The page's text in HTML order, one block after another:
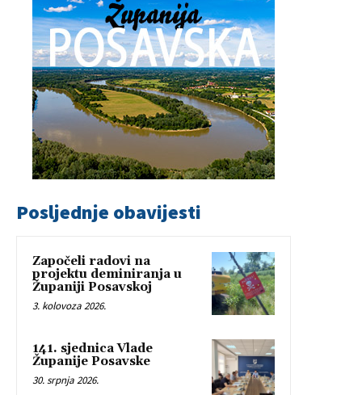
Posljednje obavijesti
Započeli radovi na
projektu deminiranja u
Županiji Posavskoj
3. kolovoza 2026.
141. sjednica Vlade
Županije Posavske
30. srpnja 2026.